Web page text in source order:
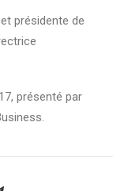
présidente de
présenté par